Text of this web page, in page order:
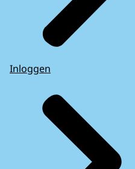
Inloggen